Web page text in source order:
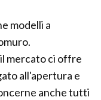
modelli a
mercato ci offre
all'apertura e
anche tutti